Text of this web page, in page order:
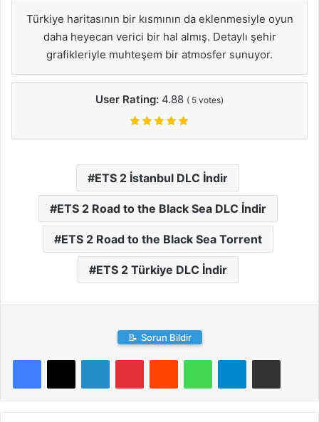
Türkiye haritasının bir kısmının da eklenmesiyle oyun
daha heyecan verici bir hal almış. Detaylı şehir
grafikleriyle muhteşem bir atmosfer sunuyor.
User Rating: 4.88 ( 5 votes)
ETS 2 İstanbul DLC İndir
ETS 2 Road to the Black Sea DLC İndir
ETS 2 Road to the Black Sea Torrent
ETS 2 Türkiye DLC İndir
📝 Sorun Bildir
LinkedInPinterestReddit WhatsAppTelegramE-Posta ile paylaş